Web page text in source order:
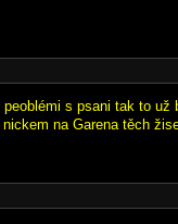
s psani tak to už
na Garena těch